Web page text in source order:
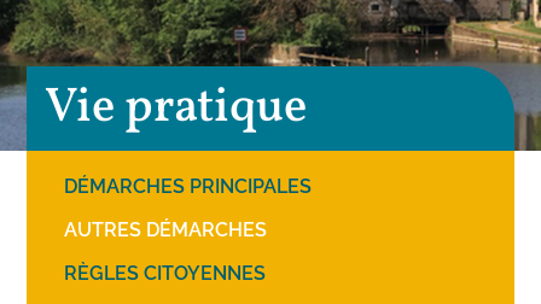
Vie pratique
DÉMARCHES PRINCIPALES
AUTRES DÉMARCHES
RÈGLES CITOYENNES